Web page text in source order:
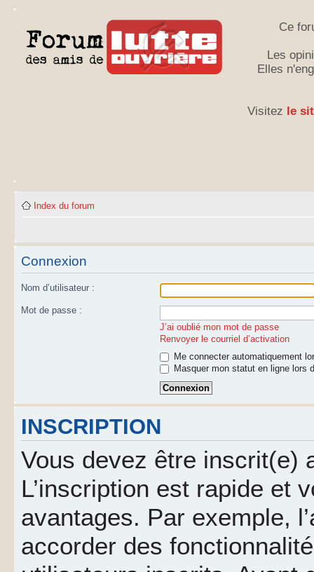
Ce
Les
Elles
Visitez le
Index du forum
Connexion
Nom d’utilisateur :
Mot de passe :
J’ai oublié mon mot de passe
Renvoyer le courriel d’activation
Me connecter automatiquement
Masquer mon statut en ligne lors
INSCRIPTION
Vous devez être inscrit(e)
L’inscription est rapide et
avantages. Par exemple,
accorder des